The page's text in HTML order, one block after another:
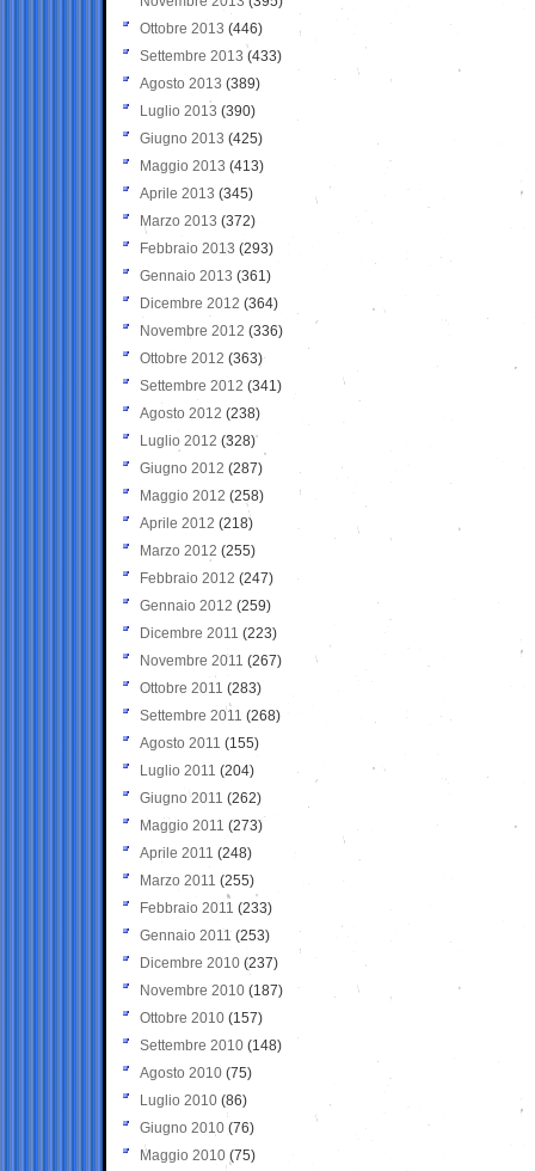
Ottobre 2013 (446)
Settembre 2013 (433)
Agosto 2013 (389)
Luglio 2013 (390)
Giugno 2013 (425)
Maggio 2013 (413)
Aprile 2013 (345)
Marzo 2013 (372)
Febbraio 2013 (293)
Gennaio 2013 (361)
Dicembre 2012 (364)
Novembre 2012 (336)
Ottobre 2012 (363)
Settembre 2012 (341)
Agosto 2012 (238)
Luglio 2012 (328)
Giugno 2012 (287)
Maggio 2012 (258)
Aprile 2012 (218)
Marzo 2012 (255)
Febbraio 2012 (247)
Gennaio 2012 (259)
Dicembre 2011 (223)
Novembre 2011 (267)
Ottobre 2011 (283)
Settembre 2011 (268)
Agosto 2011 (155)
Luglio 2011 (204)
Giugno 2011 (262)
Maggio 2011 (273)
Aprile 2011 (248)
Marzo 2011 (255)
Febbraio 2011 (233)
Gennaio 2011 (253)
Dicembre 2010 (237)
Novembre 2010 (187)
Ottobre 2010 (157)
Settembre 2010 (148)
Agosto 2010 (75)
Luglio 2010 (86)
Giugno 2010 (76)
Maggio 2010 (75)